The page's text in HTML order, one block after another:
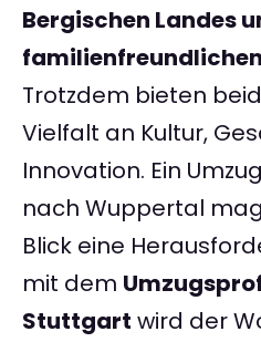
Bergischen Landes
Trotzdem bieten
Vielfalt an Kultur,
Innovation. Ein
nach Wuppertal
Blick eine
mit dem
Stuttgart wird der